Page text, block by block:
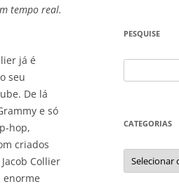
tempo real.
já é
seu
De lá
e só
hop,
criados
Jacob Collier
enorme
PESQUISE
por:
CATEGORIAS
Categorias